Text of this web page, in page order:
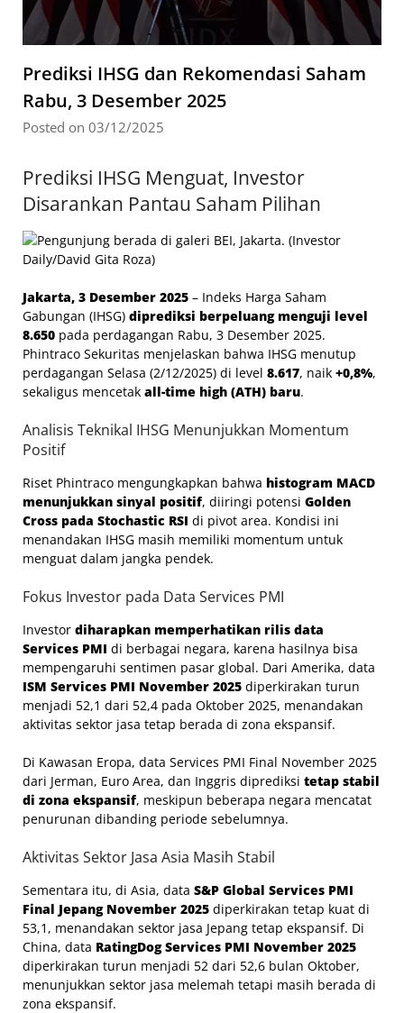
Prediksi IHSG dan Rekomendasi Saham
Rabu, 3 Desember 2025
Posted on 03/12/2025
Prediksi IHSG Menguat, Investor
Disarankan Pantau Saham Pilihan
Jakarta, 3 Desember 2025 – Indeks Harga Saham
Gabungan (IHSG) diprediksi berpeluang menguji level
8.650 pada perdagangan Rabu, 3 Desember 2025.
Phintraco Sekuritas menjelaskan bahwa IHSG menutup
perdagangan Selasa (2/12/2025) di level 8.617, naik +0,8%,
sekaligus mencetak all-time high (ATH) baru.
Analisis Teknikal IHSG Menunjukkan Momentum
Positif
Riset Phintraco mengungkapkan bahwa histogram MACD
menunjukkan sinyal positif, diiringi potensi Golden
Cross pada Stochastic RSI di pivot area. Kondisi ini
menandakan IHSG masih memiliki momentum untuk
menguat dalam jangka pendek.
Fokus Investor pada Data Services PMI
Investor diharapkan memperhatikan rilis data
Services PMI di berbagai negara, karena hasilnya bisa
mempengaruhi sentimen pasar global. Dari Amerika, data
ISM Services PMI November 2025 diperkirakan turun
menjadi 52,1 dari 52,4 pada Oktober 2025, menandakan
aktivitas sektor jasa tetap berada di zona ekspansif.
Di Kawasan Eropa, data Services PMI Final November 2025
dari Jerman, Euro Area, dan Inggris diprediksi tetap stabil
di zona ekspansif, meskipun beberapa negara mencatat
penurunan dibanding periode sebelumnya.
Aktivitas Sektor Jasa Asia Masih Stabil
Sementara itu, di Asia, data S&P Global Services PMI
Final Jepang November 2025 diperkirakan tetap kuat di
53,1, menandakan sektor jasa Jepang tetap ekspansif. Di
China, data RatingDog Services PMI November 2025
diperkirakan turun menjadi 52 dari 52,6 bulan Oktober,
menunjukkan sektor jasa melemah tetapi masih berada di
zona ekspansif.